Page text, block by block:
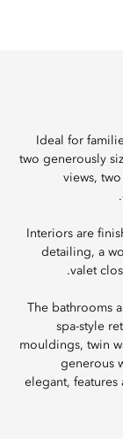
Ideal for
two generously
views,
Interiors are
detailing, a
valet
The bathrooms
spa-style
mouldings, twin
generous
elegant, features